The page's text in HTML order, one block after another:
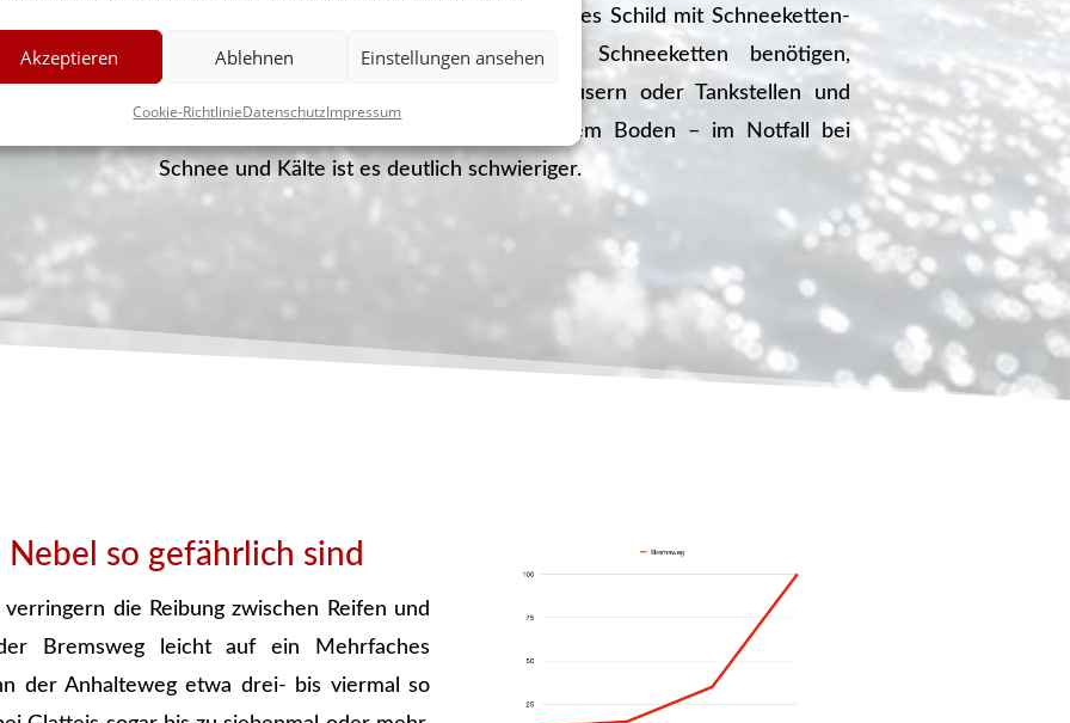
Akzeptieren Ablehnen Einstellungen ansehen
Cookie-RichtlinieDatenschutzImpressum
entsprechender Beschilderung (rundes blaues Schild mit Schneeketten-
Symbol) vorgeschrieben sein. Falls Sie Schneeketten benötigen,
besorgen Sie diese rechtzeitig in Autohäusern oder Tankstellen und
üben Sie das Anlegen vorab auf trockenem Boden – im Notfall bei
Schnee und Kälte ist es deutlich schwieriger.
so gefährlich sind
die Reibung zwischen Reifen und
Bremsweg leicht auf ein Mehrfaches
der Anhalteweg etwa drei- bis viermal so